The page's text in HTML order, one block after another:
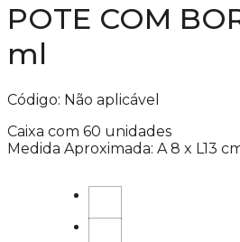
POTE COM
ml
Código: Não aplicável
Caixa com 60 unidades
Medida Aproximada: A 8 x L13